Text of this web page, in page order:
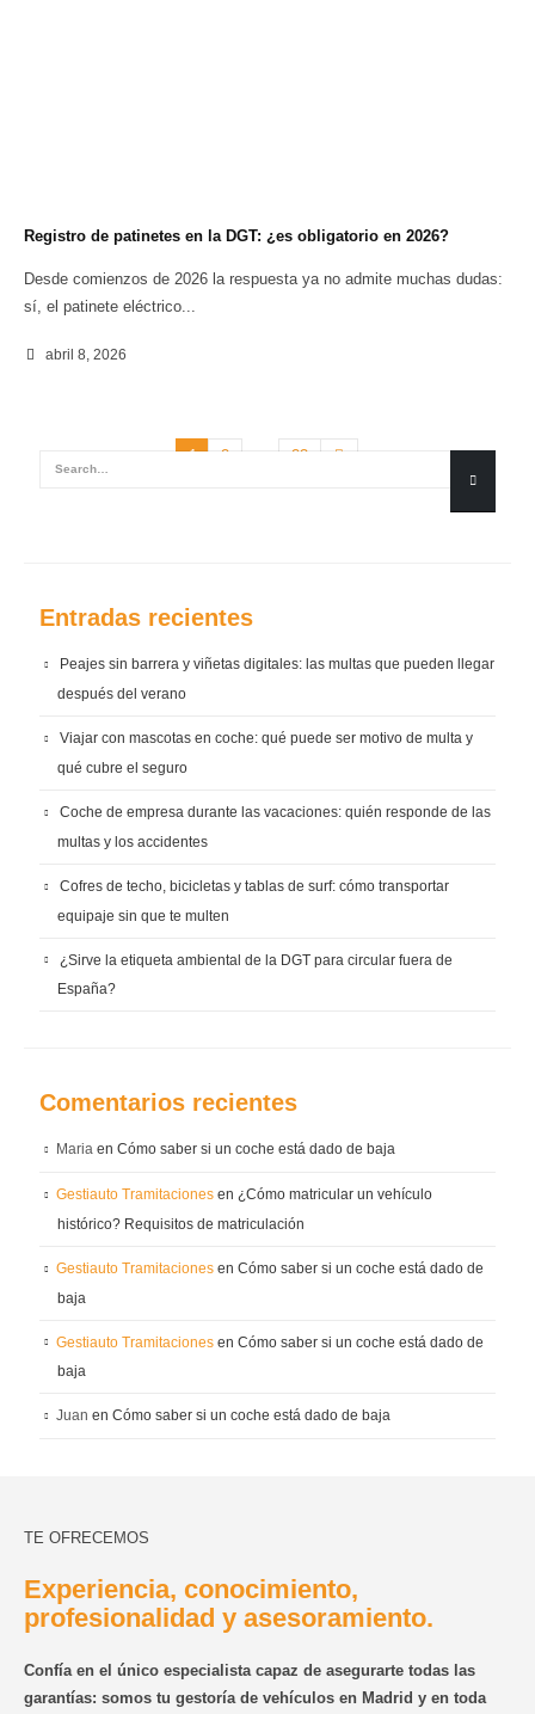
Registro de patinetes en la DGT: ¿es obligatorio en 2026?
Desde comienzos de 2026 la respuesta ya no admite muchas dudas:
sí, el patinete eléctrico...
abril 8, 2026
1 2 23
Entradas recientes
Peajes sin barrera y viñetas digitales: las multas que pueden llegar
después del verano
Viajar con mascotas en coche: qué puede ser motivo de multa y
qué cubre el seguro
Coche de empresa durante las vacaciones: quién responde de las
multas y los accidentes
Cofres de techo, bicicletas y tablas de surf: cómo transportar
equipaje sin que te multen
¿Sirve la etiqueta ambiental de la DGT para circular fuera de
España?
Comentarios recientes
Maria en Cómo saber si un coche está dado de baja
Gestiauto Tramitaciones en ¿Cómo matricular un vehículo
histórico? Requisitos de matriculación
Gestiauto Tramitaciones en Cómo saber si un coche está dado de
baja
Gestiauto Tramitaciones en Cómo saber si un coche está dado de
baja
Juan en Cómo saber si un coche está dado de baja
TE OFRECEMOS
Experiencia, conocimiento,
profesionalidad y asesoramiento.
Confía en el único especialista capaz de asegurarte todas las
garantías: somos tu gestoría de vehículos en Madrid y en toda